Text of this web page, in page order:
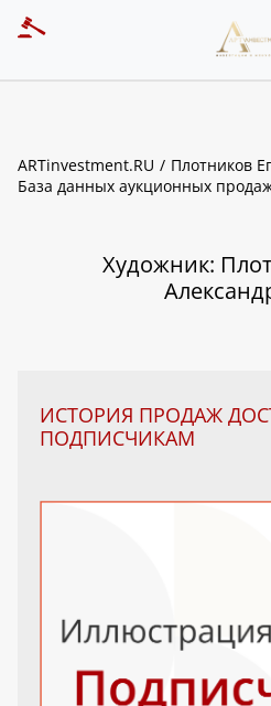
ARTinvestment.RU
Плотников
База данных аукционных
Художник:
ИСТОРИЯ ПРОДАЖ
ПОДПИСЧИКАМ